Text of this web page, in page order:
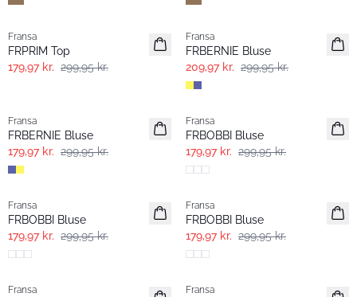
- 40%
Fransa
FRPRIM Top
179,97 kr. 299,95 kr.
-30%
Fransa
FRBERNIE Bluse
209,97 kr. 299,95 kr.
Fransa
FRBERNIE Bluse
179,97 kr. 299,95 kr.
- 40%
Fransa
FRBOBBI Bluse
179,97 kr. 299,95 kr.
- 40%
Fransa
FRBOBBI Bluse
179,97 kr. 299,95 kr.
- 40%
Fransa
FRBOBBI Bluse
179,97 kr. 299,95 kr.
- 60%
Fransa
- 40%
Fransa